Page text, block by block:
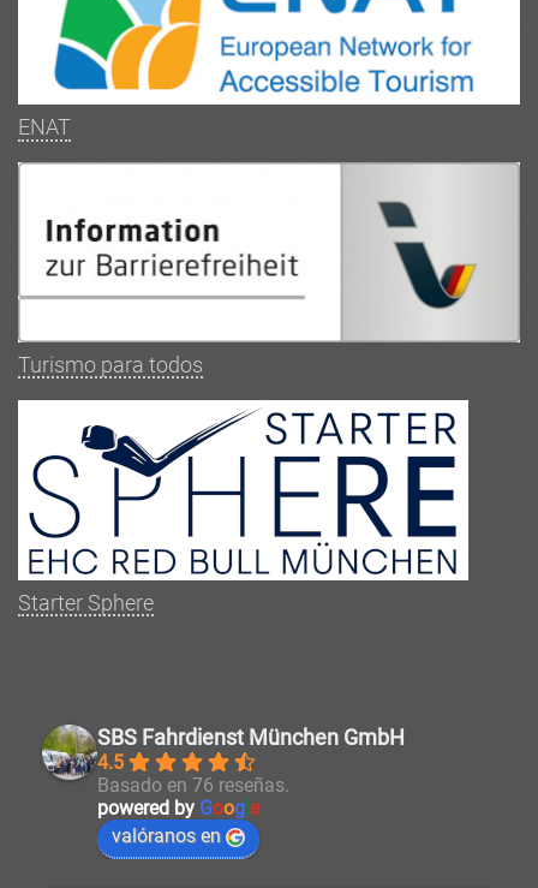
ENAT
Turismo para todos
Starter Sphere
SBS Fahrdienst München GmbH
4.5
Basado en 76 reseñas.
powered by Googl e
valóranos en